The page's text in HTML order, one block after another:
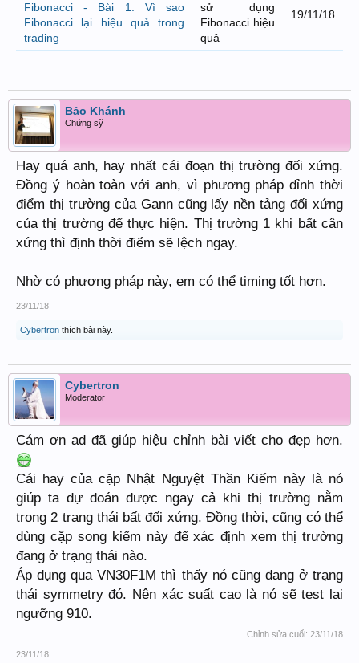
Fibonacci - Bài 1: Vì sao
Fibonacci lại hiệu quả trong
trading
sử dụng
Fibonacci hiệu
quả
19/11/18
Bảo Khánh
Chứng sỹ
Hay quá anh, hay nhất cái đoạn thị trường đối xứng.
Đồng ý hoàn toàn với anh, vì phương pháp đỉnh thời
điểm thị trường của Gann cũng lấy nền tảng đối xứng
của thị trường để thực hiện. Thị trường 1 khi bất cân
xứng thì định thời điểm sẽ lệch ngay.
Nhờ có phương pháp này, em có thể timing tốt hơn.
23/11/18
Cybertron thích bài này.
Cybertron
Moderator
Cám ơn ad đã giúp hiệu chỉnh bài viết cho đẹp hơn.
Cái hay của cặp Nhật Nguyệt Thần Kiếm này là nó
giúp ta dự đoán được ngay cả khi thị trường nằm
trong 2 trạng thái bất đối xứng. Đồng thời, cũng có thể
dùng cặp song kiếm này để xác định xem thị trường
đang ở trạng thái nào.
Áp dụng qua VN30F1M thì thấy nó cũng đang ở trạng
thái symmetry đó. Nên xác suất cao là nó sẽ test lại
ngưỡng 910.
Chỉnh sửa cuối: 23/11/18
23/11/18